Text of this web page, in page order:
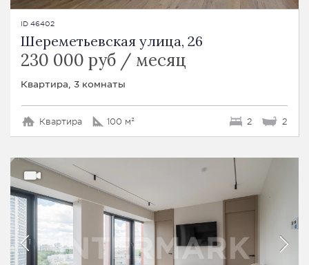
ID 46402
Шереметьевская улица, 26
230 000 руб / месяц
Квартира, 3 комнаты
Квартира 100 м² 2 2